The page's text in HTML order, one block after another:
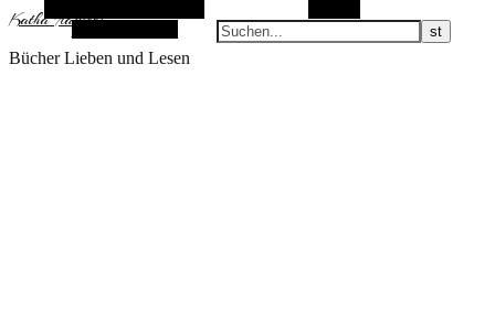
KathaFlauschi
Bücher Lieben und Lesen
Zufallsauswahl